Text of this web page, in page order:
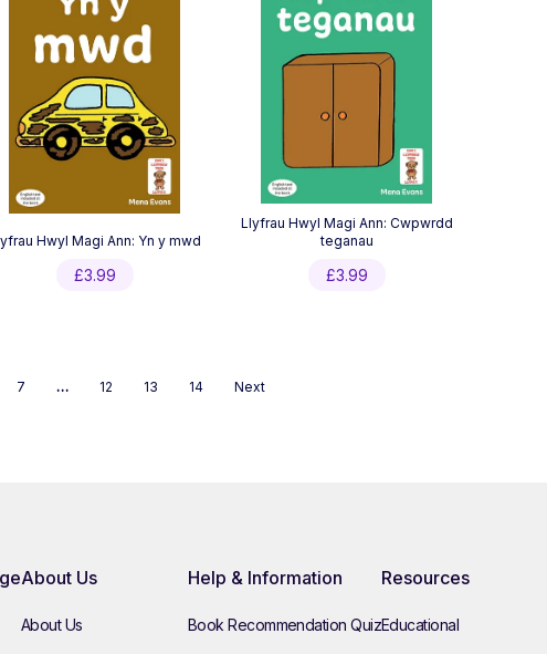
Hwyl Magi Ann: Yn y mwd
£3.99
Llyfrau Hwyl Magi Ann: Cwpwrdd
teganau
£3.99
7 … 12 13 14 Next
About Us
About Us
Help & Information
Book Recommendation Quiz
Resources
Educational